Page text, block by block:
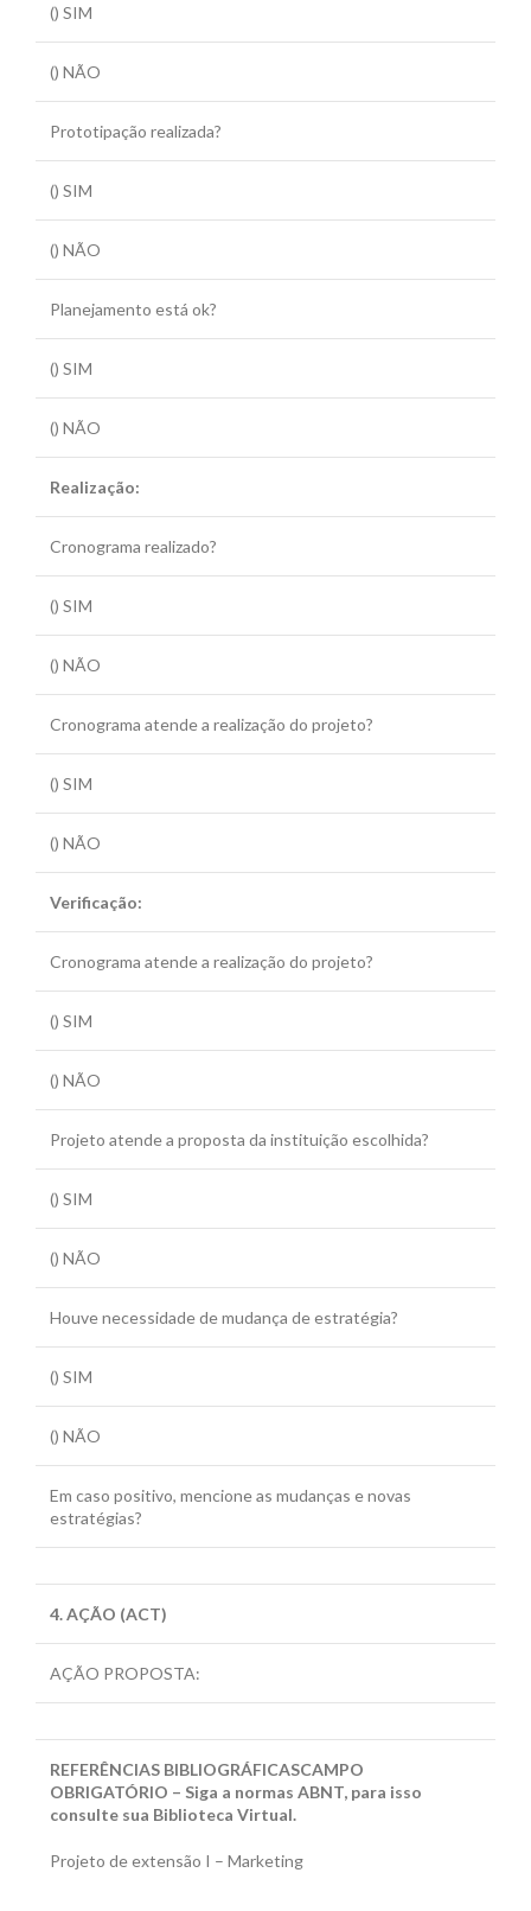
() SIM
() NÃO
Prototipação realizada?
() SIM
() NÃO
Planejamento está ok?
() SIM
() NÃO
Realização:
Cronograma realizado?
() SIM
() NÃO
Cronograma atende a realização do projeto?
() SIM
() NÃO
Verificação:
Cronograma atende a realização do projeto?
() SIM
() NÃO
Projeto atende a proposta da instituição escolhida?
() SIM
() NÃO
Houve necessidade de mudança de estratégia?
() SIM
() NÃO
Em caso positivo, mencione as mudanças e novas
estratégias?
4. AÇÃO (ACT)
AÇÃO PROPOSTA:
REFERÊNCIAS BIBLIOGRÁFICASCAMPO
OBRIGATÓRIO – Siga a normas ABNT, para isso
consulte sua Biblioteca Virtual.
Projeto de extensão I – Marketing